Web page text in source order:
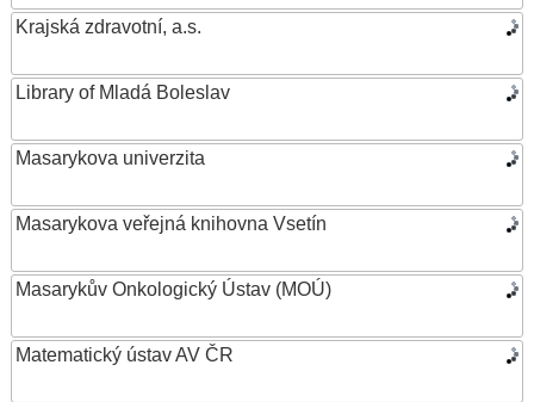
Krajská zdravotní, a.s.
Library of Mladá Boleslav
Masarykova univerzita
Masarykova veřejná knihovna Vsetín
Masarykův Onkologický Ústav (MOÚ)
Matematický ústav AV ČR